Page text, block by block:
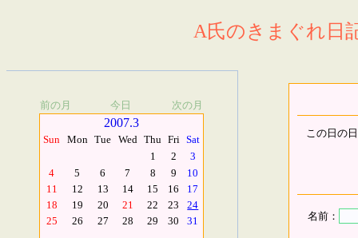
A氏のきまぐれ日
前の月 今日 次の月
2007.3
Sun Mon Tue Wed Thu Fri Sat
1
2
3
4
5 6 7 8 9
10
11
12 13 14 15 16
17
18
19 20 21 22 23
24
25
26 27 28 29 30 31
この日の
名前：